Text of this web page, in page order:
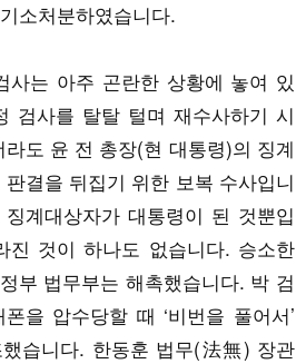
소처분하였습니다.
사는 아주 곤란한 상황에 놓여 있
검사를 탈탈 털며 재수사하기 시
도 윤 전 총장(현 대통령)의 징계
결을 뒤집기 위한 보복 수사입니
계대상자가 대통령이 된 것뿐입
진 것이 하나도 없습니다. 승소한
부 법무부는 해촉했습니다. 박 검
을 압수당할 때 ‘비번을 풀어서’
습니다. 한동훈 법무(法無) 장관